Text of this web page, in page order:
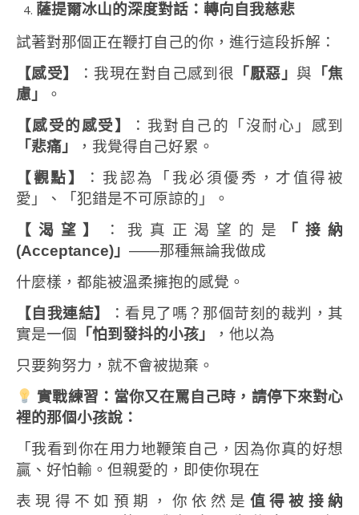
薩提爾冰山的深度對話：轉向自我慈悲
試著對那個正在鞭打自己的你，進行這段拆解：
【感受】
：我現在對自己感到很 「厭惡」 與 「焦
慮」
。
【感受的感受】
：我對自己的「沒耐心」感到
「悲痛」
，我覺得自己好累。
【觀點】
：我認為「我必須優秀，才值得被
愛」、「犯錯是不可原諒的」。
【渴望】
：我真正渴望的是
「接納
(Acceptance) 」 ——那種無論我做成
什麼樣，都能被溫柔擁抱的感覺。
【自我連結】
：看見了嗎？那個苛刻的裁判，其
實是一個
「怕到發抖的小孩」
，他以為
只要夠努力，就不會被拋棄。
實戰練習：當你又在罵自己時，請停下來對心
裡的那個小孩說：
「我看到你在用力地鞭策自己，因為你真的好想
贏、好怕輸。但親愛的，即使你現在
表現得不如預期，你依然是 值得被接納